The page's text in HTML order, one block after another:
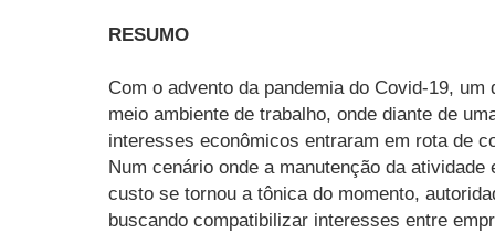
RESUMO
Com o advento da pandemia do Covid-19,
meio ambiente de trabalho, onde diante de
interesses econômicos entraram em rota de
Num cenário onde a manutenção da
custo se tornou a tônica do momento,
buscando compatibilizar interesses entre